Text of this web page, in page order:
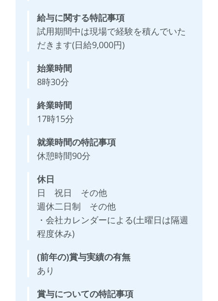
給与に関する特記事項
試用期間中は現場で経験を積んでいた
だきます(日給9,000円)
始業時間
8時30分
終業時間
17時15分
就業時間の特記事項
休憩時間90分
休日
日 祝日 その他
週休二日制 その他
・会社カレンダーによる(土曜日は隔週
程度休み)
(前年の)賞与実績の有無
あり
賞与についての特記事項